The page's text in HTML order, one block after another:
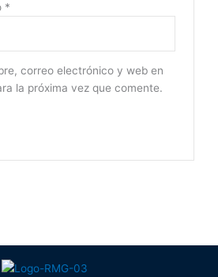
*
correo electrónico y web en
la próxima vez que comente.